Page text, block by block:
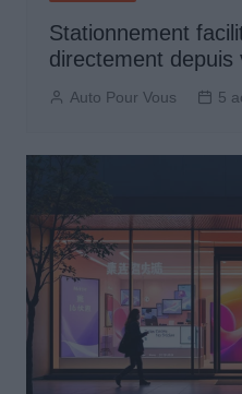
Stationnement
directement depuis
Auto Pour Vous 5